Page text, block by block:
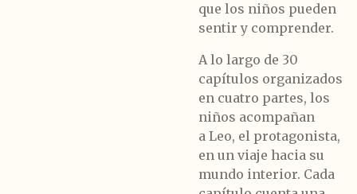
que los niños pueden
sentir y comprender.
A lo largo de 30
capítulos organizados
en cuatro partes, los
niños acompañan
a Leo, el protagonista,
en un viaje hacia su
mundo interior. Cada